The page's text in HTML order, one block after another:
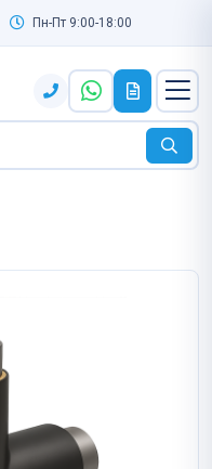
Пн-Пт 9:00-18:00